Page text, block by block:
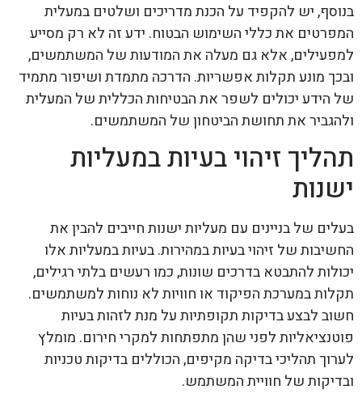
בנוסף, יש להקפיד על הכנת מדריכים ושלטים במעלית
המפרטים את כללי השימוש הבטוח. ידע זה לא רק מסייע
למפעילים, אלא גם מעלה את המודעות של המשתמשים,
ובכך מונע תקלות אפשריות. הדרכה מתמדת ושיפור מתמיד
של הידע יכולים לשפר את הבטיחות הכללית של המעלית
ולהגביר את תחושת הביטחון של המשתמשים.
תהליך זיהוי בעיות במעליות
ישנות
בעלים של בניינים עם מעליות ישנות חייבים להבין את
החשיבות של זיהוי בעיות במהירות. בעיות במעליות אלו
יכולות להתבטא בדרכים שונות, כמו רעשים בלתי רגילים,
תקלות במערכת הפיקוד או חוויות לא נוחות למשתמשים.
חשוב לבצע בדיקות תקופתיות על מנת לזהות בעיות
פוטנציאליות לפני שהן מתפתחות למקרי חירום. מומלץ
לערוך תהליכי בדיקה מקיפים, הכוללים בדיקות טכניות
ובדיקות של חוויית המשתמש.